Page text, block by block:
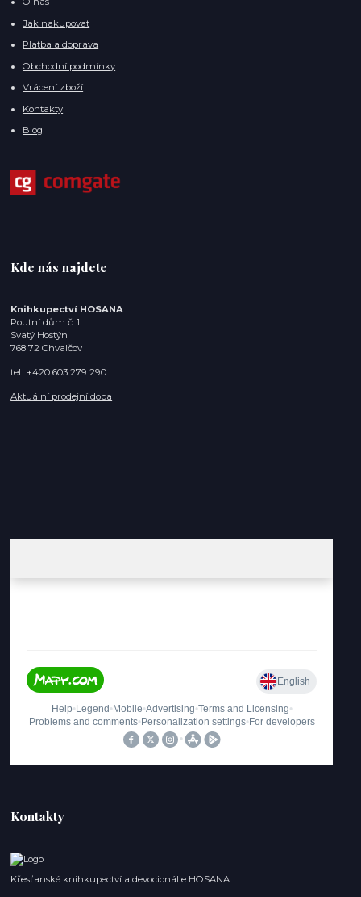
Jak nakupovat
Platba a doprava
Obchodní podmínky
Vrácení zboží
Kontakty
Blog
Kde nás najdete
Knihkupectví HOSANA
Poutní dům č. 1
Svatý Hostýn
768 72 Chvalčov
tel.: +420 603 279 290
Aktuální prodejní doba
Kontakty
Křesťanské knihkupectví a devocionálie HOSANA